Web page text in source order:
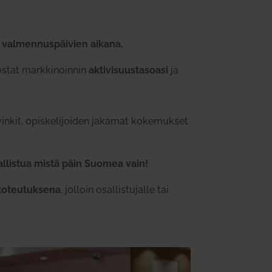
aikana.
mark­ki­noinnin akti­vi­suus­ta­soasi ja
opis­ke­li­joiden jakamat koke­mukset
mistä päin Suomea vain!
, jolloin osal­lis­tu­jalle tai